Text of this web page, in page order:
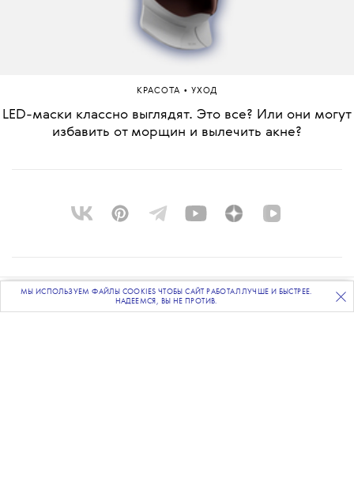
ПОДПИСЫВАЙТЕСЬНА НАШУ ВЕЧЕРНЮЮ РАССЫЛКУ
КРАСОТА • УХОД
LED-маски классно выглядят. Это все? Или они могут
избавить от морщин и вылечить акне?
О ПРОЕКТЕ
КОМАНДА
МЫ ИСПОЛЬЗУЕМ ФАЙЛЫ COOKIES ЧТОБЫ САЙТ РАБОТАЛ ЛУЧШЕ И БЫСТРЕЕ.
НАДЕЕМСЯ, ВЫ НЕ ПРОТИВ.